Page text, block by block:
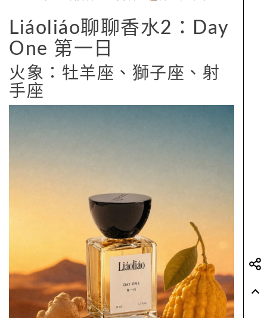
Liáoliáo聊聊香水2：Day
One 第一日
火象：牡羊座、獅子座、射
手座